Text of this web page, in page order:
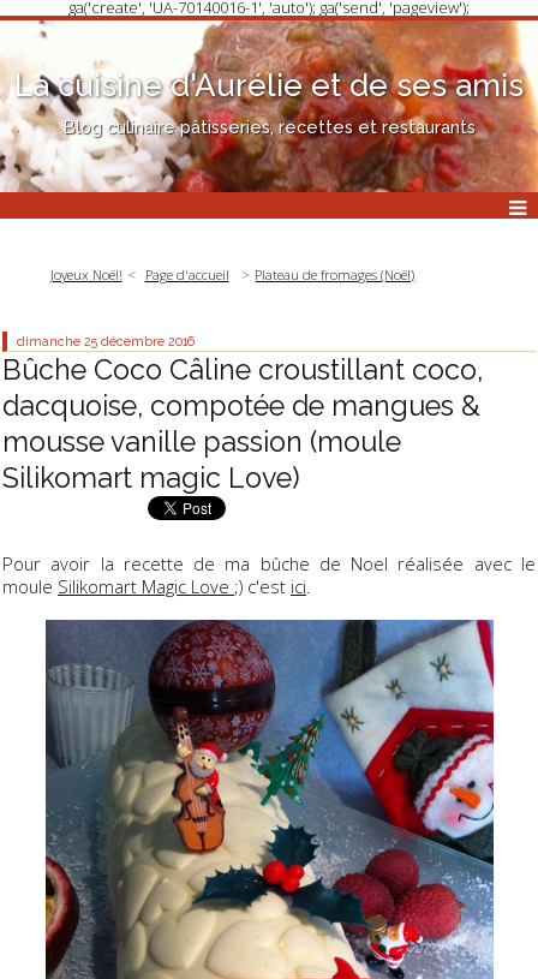
ga('create', 'UA-70140016-1', 'auto'); ga('send', 'pageview');
La cuisine d'Aurélie et de ses amis
Blog culinaire pâtisseries, recettes et restaurants
Joyeux Noël! Page d'accueil Plateau de fromages (Noël)
dimanche 25 décembre 2016
Bûche Coco Câline croustillant coco,
dacquoise, compotée de mangues &
mousse vanille passion (moule
Silikomart magic Love)
Pour avoir la recette de ma bûche de Noel réalisée avec le
moule Silikomart Magic Love ;) c'est ici